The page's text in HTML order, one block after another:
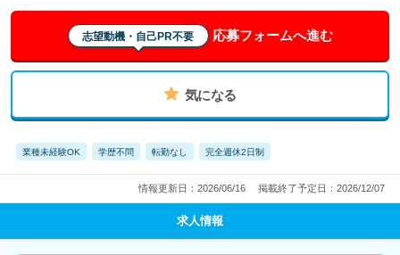
志望動機・自己PR不要 応募フォームへ進む
気になる
業種未経験OK 学歴不問 転勤なし 完全週休2日制
情報更新日：2026/06/16 掲載終了予定日：2026/12/07
求人情報